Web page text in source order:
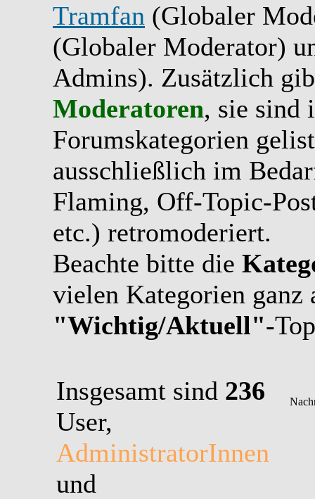
Tramfan (Globaler
(Globaler Moderator)
Admins). Zusätzlich
Moderatoren, sie sind
Forumskategorien
ausschließlich im
Flaming, Off-Topic-
etc.) retromoderiert.
Beachte bitte die
vielen Kategorien ganz
"Wichtig/Aktuell"-
Insgesamt sind 236
User,
AdministratorInnen
und